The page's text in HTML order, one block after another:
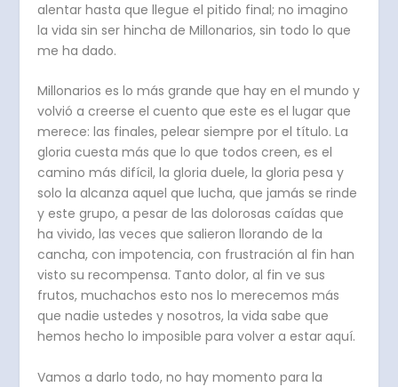
alentar hasta que llegue el pitido final; no imagino
la vida sin ser hincha de Millonarios, sin todo lo que
me ha dado.
Millonarios es lo más grande que hay en el mundo y
volvió a creerse el cuento que este es el lugar que
merece: las finales, pelear siempre por el título. La
gloria cuesta más que lo que todos creen, es el
camino más difícil, la gloria duele, la gloria pesa y
solo la alcanza aquel que lucha, que jamás se rinde
y este grupo, a pesar de las dolorosas caídas que
ha vivido, las veces que salieron llorando de la
cancha, con impotencia, con frustración al fin han
visto su recompensa. Tanto dolor, al fin ve sus
frutos, muchachos esto nos lo merecemos más
que nadie ustedes y nosotros, la vida sabe que
hemos hecho lo imposible para volver a estar aquí.
Vamos a darlo todo, no hay momento para la